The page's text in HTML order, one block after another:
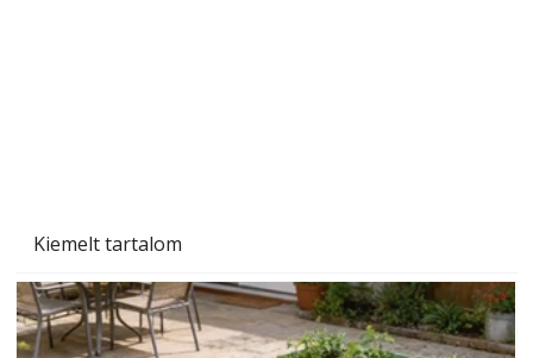
Kiemelt tartalom